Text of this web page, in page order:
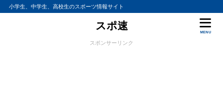
小学生、中学生、高校生のスポーツ情報サイト
スポ速
MENU
スポンサーリンク